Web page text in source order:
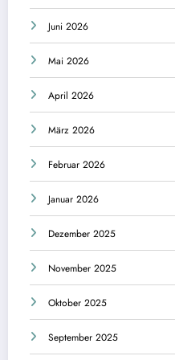
Juni 2026
Mai 2026
April 2026
März 2026
Februar 2026
Januar 2026
Dezember 2025
November 2025
Oktober 2025
September 2025